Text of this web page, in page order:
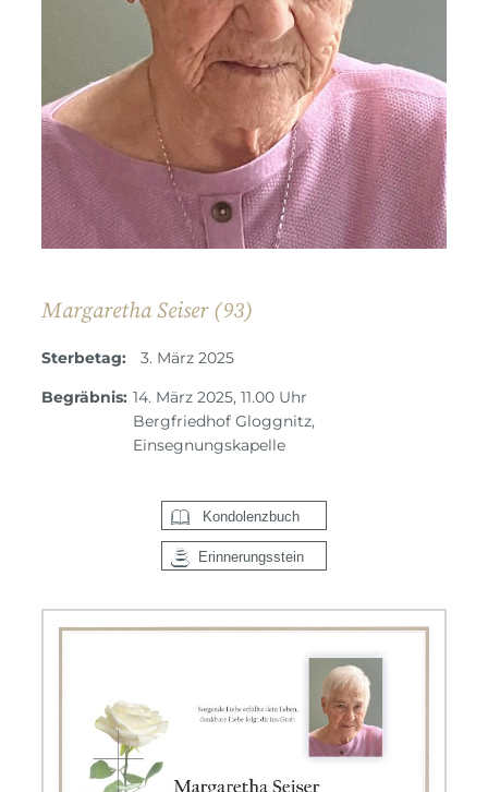
Margaretha Seiser (93)
Sterbetag:
3. März 2025
Begräbnis: 14. März 2025, 11.00 Uhr
Bergfriedhof Gloggnitz,
Einsegnungskapelle
Kondolenzbuch
Erinnerungsstein